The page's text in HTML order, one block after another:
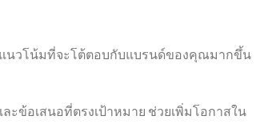
แนวโน้มที่จะโต้ตอบกับแบรนด์ของคุณมากขึ้น
ข้อเสนอที่ตรงเป้าหมาย ช่วยเพิ่มโอกาสใน